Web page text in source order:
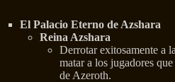
El Palacio Eterno de Azshara
Reina Azshara
Derrotar exitosamente a
matar a los jugadores
de Azeroth.